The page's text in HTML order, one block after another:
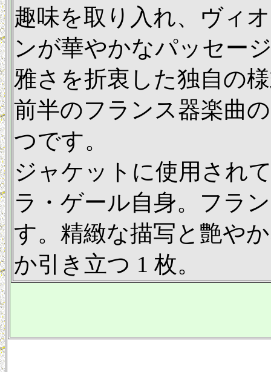
趣味を取り入れ、ヴィ
ンが華やかなパッセー
雅さを折衷した独自の
前半のフランス器楽曲
つです。
ジャケットに使用され
ラ・ゲール自身。フラ
す。精緻な描写と艶や
か引き立つ 1 枚。